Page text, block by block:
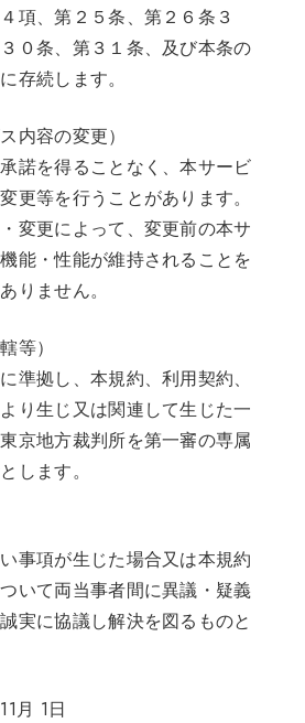
項、第２５条、第２６条３
０条、第３１条、及び本条の
存続します。
内容の変更）
諾を得ることなく、本サービ
更等を行うことがあります。
変更によって、変更前の本サ
能・性能が維持されることを
りません。
等）
準拠し、本規約、利用契約、
り生じ又は関連して生じた一
京地方裁判所を第一審の専属
します。
事項が生じた場合又は本規約
いて両当事者間に異議・疑義
実に協議し解決を図るものと
月 1日